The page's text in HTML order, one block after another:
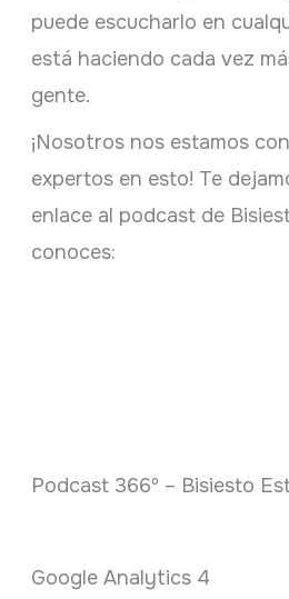
puede escucharlo en
está haciendo cada vez
gente.
¡Nosotros nos estamos
expertos en esto! Te
enlace al podcast de
conoces:
Podcast 366º – Bisiesto
Google Analytics 4